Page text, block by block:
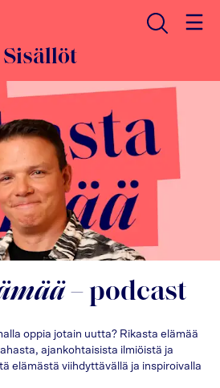
Avaa haku
Sisällöt
– podcast
oppia jotain uutta? Rikasta elämää
ajankohtaisista ilmiöistä ja
elämästä viihdyttävällä ja inspiroivalla